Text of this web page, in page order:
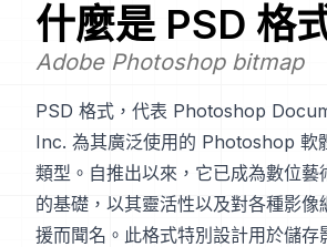
什麼是 PSD 格
Adobe Photoshop bitmap
PSD 格式，代表 Photoshop
Inc. 為其廣泛使用的 Photoshop 軟
類型。自推出以來，它已成為數位藝
的基礎，以其靈活性以及對各種影像
援而聞名。此格式特別設計用於儲存